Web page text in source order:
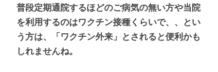
普段定期通院するほどのご病気の無い方や当院
を利用するのはワクチン接種くらいで、、とい
う方は、「ワクチン外来」とされると便利かも
しれませんね。